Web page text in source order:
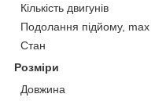
Кількість двигунів
Подолання підйому, max
Стан
Розміри
Довжина